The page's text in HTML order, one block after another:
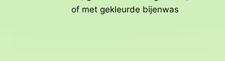
of met gekleurde bijenwas